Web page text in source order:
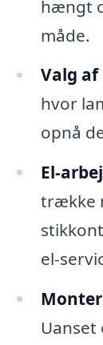
hængt
måde.
Valg
hvor
opnå
El-
trække
el-
Uanset